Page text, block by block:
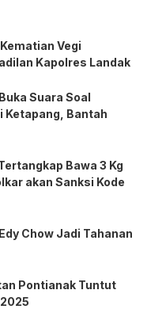
Vegi
Kapolres Landak
Suara Soal
Ketapang, Bantah
Bawa 3 Kg
akan Sanksi Kode
Chow Jadi Tahanan
Pontianak Tuntut